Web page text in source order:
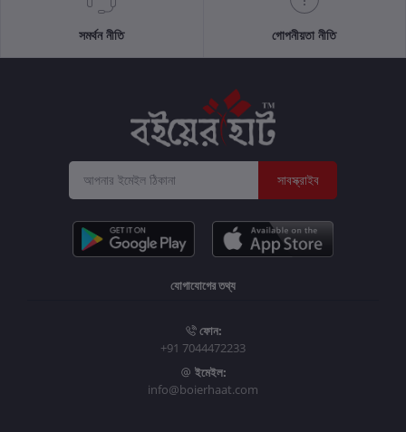
সমর্থন নীতি গোপনীয়তা নীতি
সাবস্ক্রাইব
যোগাযোগের তথ্য
ফোন:
+91 7044472233
ইমেইল:
info@boierhaat.com